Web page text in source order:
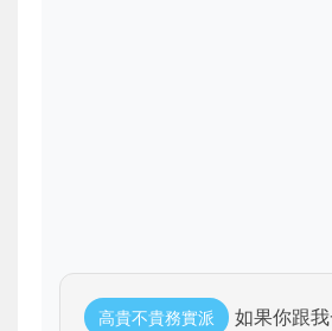
高貴不貴務實派
如果你跟